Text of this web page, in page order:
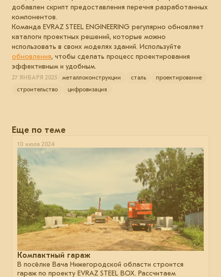
добавлен скрипт предоставления перечня разработанных
компонентов.
Команда EVRAZ STEEL ENGINEERING регулярно обновляет
каталоги проектных решений, которые можно
использовать в своих моделях зданий. Используйте
обновления, чтобы сделать процесс проектирования
эффективным и удобным.
27 ЯНВАРЯ 2025 металлоконструкции сталь
проектирование
строительство
цифровизация
Еще по теме
10 июля 2024
Компактный гараж
В посёлке Вача Нижегородской области строится
гараж по проекту EVRAZ STEEL BOX. Рассчитаем